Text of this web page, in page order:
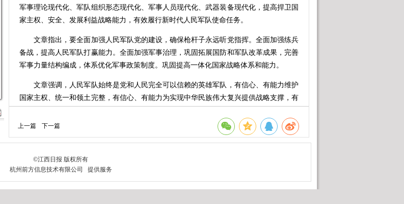
军事理论现代化、军队组织形态现代化、军事人员现代化、武器装备现代化，提高捍卫国
家主权、安全、发展利益战略能力，有效履行新时代人民军队使命任务。
文章指出，要全面加强人民军队党的建设，确保枪杆子永远听党指挥。全面加强练兵
备战，提高人民军队打赢能力。全面加强军事治理，巩固拓展国防和军队改革成果，完善
军事力量结构编成，体系优化军事政策制度。巩固提高一体化国家战略体系和能力。
文章强调，人民军队始终是党和人民完全可以信赖的英雄军队，有信心、有能力维护
国家主权、统一和领土完整，有信心、有能力为实现中华民族伟大复兴提供战略支撑，有
上一篇 下一篇